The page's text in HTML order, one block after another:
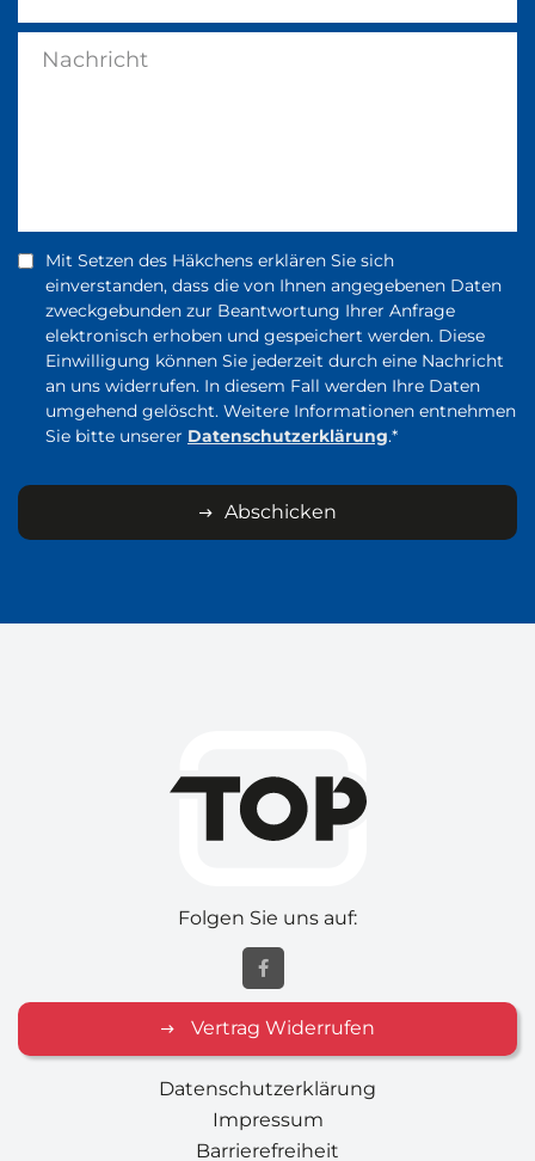
Mit Setzen des Häkchens erklären Sie sich
einverstanden, dass die von Ihnen angegebenen Daten
zweckgebunden zur Beantwortung Ihrer Anfrage
elektronisch erhoben und gespeichert werden. Diese
Einwilligung können Sie jederzeit durch eine Nachricht
an uns widerrufen. In diesem Fall werden Ihre Daten
umgehend gelöscht. Weitere Informationen entnehmen
Sie bitte unserer Datenschutzerklärung.*
Abschicken
Folgen Sie uns auf:
Vertrag Widerrufen
Datenschutzerklärung
Impressum
Barrierefreiheit